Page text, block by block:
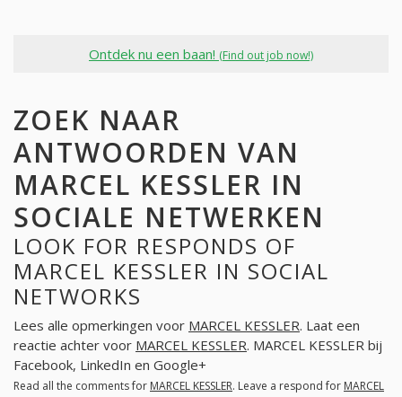
Ontdek nu een baan! (Find out job now!)
ZOEK NAAR
ANTWOORDEN VAN
MARCEL KESSLER IN
SOCIALE NETWERKEN
LOOK FOR RESPONDS OF
MARCEL KESSLER IN SOCIAL
NETWORKS
Lees alle opmerkingen voor MARCEL KESSLER. Laat een
reactie achter voor MARCEL KESSLER. MARCEL KESSLER bij
Facebook, LinkedIn en Google+
Read all the comments for MARCEL KESSLER. Leave a respond for MARCEL